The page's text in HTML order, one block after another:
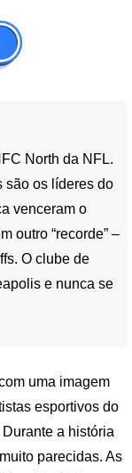
North da NFL.
são os líderes do
venceram o
outro “recorde” –
O clube de
e nunca se
uma imagem
esportivos do
a história
parecidas. As